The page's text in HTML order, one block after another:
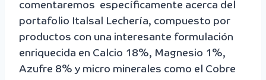
comentaremos específicamente acerca del
portafolio Italsal Lechería, compuesto por
productos con una interesante formulación
enriquecida en Calcio 18%, Magnesio 1%,
Azufre 8% y micro minerales como el Cobre